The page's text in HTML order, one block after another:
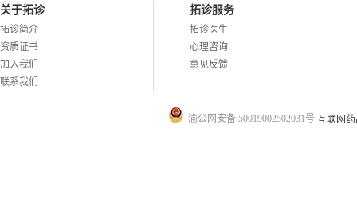
关于拓诊
拓诊简介
资质证书
加入我们
联系我们
拓诊服务
拓诊医生
心理咨询
意见反馈
渝公网安备 50019002502031号 互联网